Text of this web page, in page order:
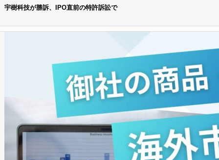
宇樹科技が勝訴、IPO直前の特許訴訟で